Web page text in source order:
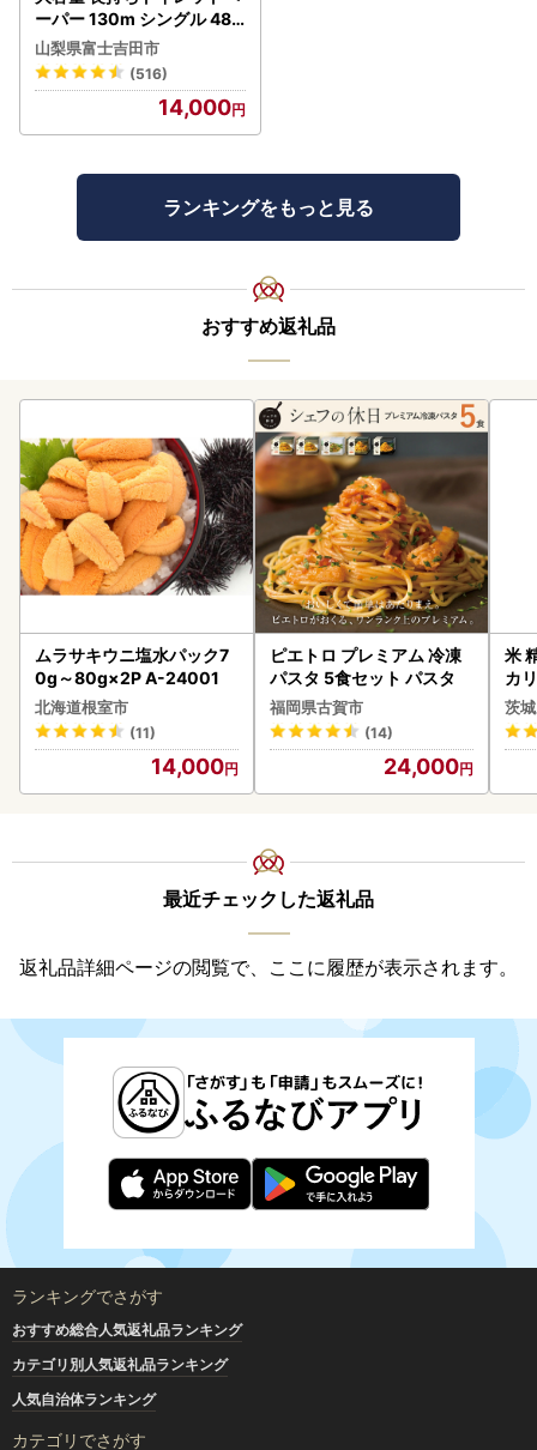
ーパー 130m シングル 48R
芯なし 3倍巻 トイレット
山梨県富士吉田市
(516)
14,000
ランキングをもっと見る
おすすめ返礼品
ムラサキウニ塩水パック7
0g～80g×2P A-24001
北海道根室市
(11)
14,000
ピエトロ プレミアム 冷凍
パスタ 5食セット パスタ
福岡県古賀市
(14)
24,000
米
カ
茨
最近チェックした返礼品
返礼品詳細ページの閲覧で、ここに履歴が表示されます。
ランキングでさがす
おすすめ総合人気返礼品ランキング
カテゴリ別人気返礼品ランキング
人気自治体ランキング
カテゴリでさがす